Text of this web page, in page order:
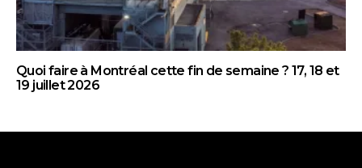
Quoi faire à Montréal cette fin de semaine ? 17, 18 et
19 juillet 2026